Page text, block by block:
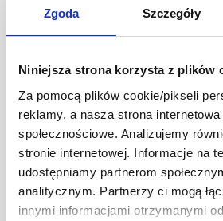
Zgoda Szczegóły
Niniejsza strona korzysta z plików
Za pomocą plików cookie/pikseli
reklamy, a nasza strona
społecznościowe. Analizujemy
stronie internetowej. Informacje na
udostępniamy partnerom
analitycznym. Partnerzy ci mogą
innymi informacjami otrzymanymi
410 g
7,49 zł
1 szt.